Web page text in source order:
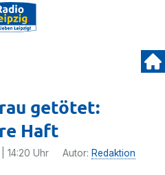
getötet:
Haft
| 14:20 Uhr Autor: Redaktion